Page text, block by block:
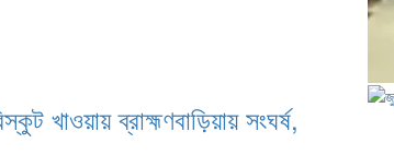
খাওয়ায় ব্রাহ্মণবাড়িয়ায় সংঘর্ষ,